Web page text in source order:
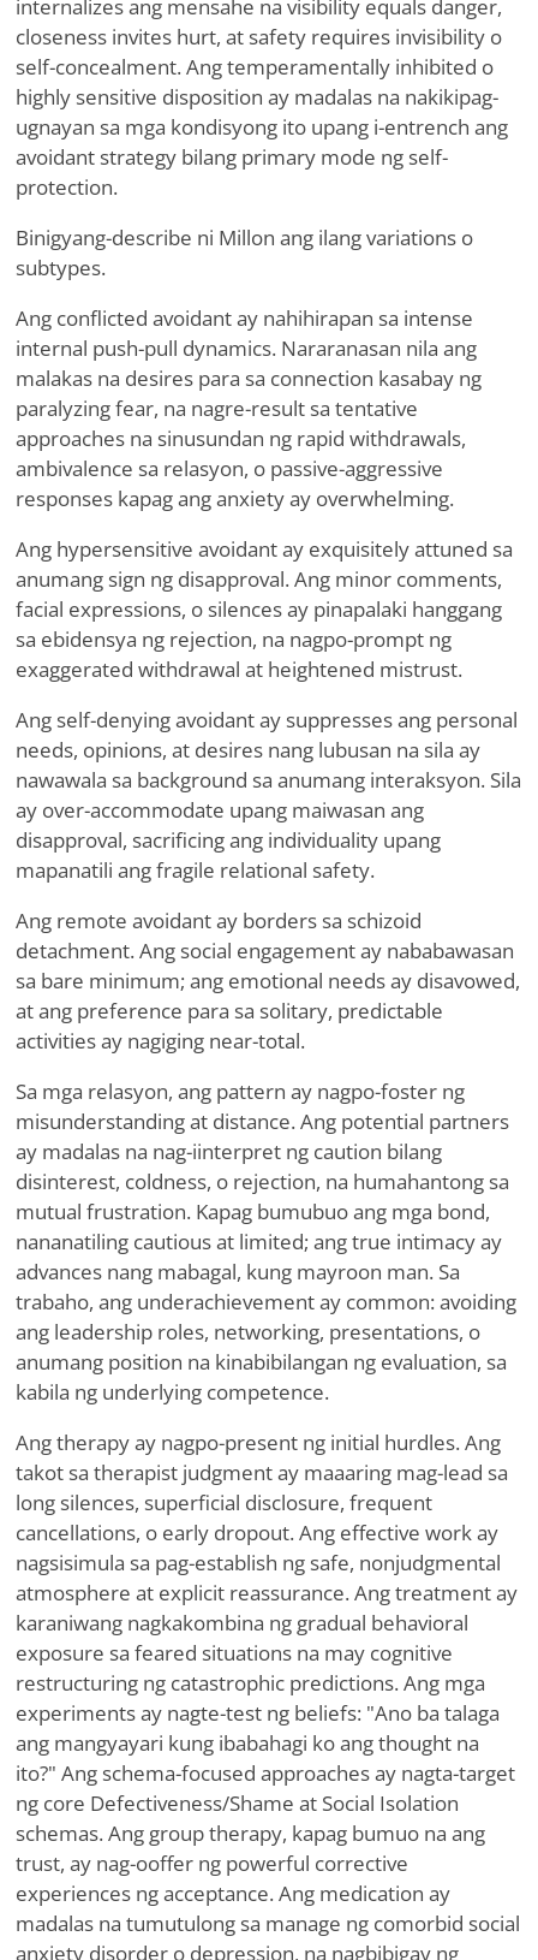
internalizes ang mensahe na visibility equals danger,
closeness invites hurt, at safety requires invisibility o
self-concealment. Ang temperamentally inhibited o
highly sensitive disposition ay madalas na nakikipag-
ugnayan sa mga kondisyong ito upang i-entrench ang
avoidant strategy bilang primary mode ng self-
protection.
Binigyang-describe ni Millon ang ilang variations o
subtypes.
Ang conflicted avoidant ay nahihirapan sa intense
internal push-pull dynamics. Nararanasan nila ang
malakas na desires para sa connection kasabay ng
paralyzing fear, na nagre-result sa tentative
approaches na sinusundan ng rapid withdrawals,
ambivalence sa relasyon, o passive-aggressive
responses kapag ang anxiety ay overwhelming.
Ang hypersensitive avoidant ay exquisitely attuned sa
anumang sign ng disapproval. Ang minor comments,
facial expressions, o silences ay pinapalaki hanggang
sa ebidensya ng rejection, na nagpo-prompt ng
exaggerated withdrawal at heightened mistrust.
Ang self-denying avoidant ay suppresses ang personal
needs, opinions, at desires nang lubusan na sila ay
nawawala sa background sa anumang interaksyon. Sila
ay over-accommodate upang maiwasan ang
disapproval, sacrificing ang individuality upang
mapanatili ang fragile relational safety.
Ang remote avoidant ay borders sa schizoid
detachment. Ang social engagement ay nababawasan
sa bare minimum; ang emotional needs ay disavowed,
at ang preference para sa solitary, predictable
activities ay nagiging near-total.
Sa mga relasyon, ang pattern ay nagpo-foster ng
misunderstanding at distance. Ang potential partners
ay madalas na nag-iinterpret ng caution bilang
disinterest, coldness, o rejection, na humahantong sa
mutual frustration. Kapag bumubuo ang mga bond,
nananatiling cautious at limited; ang true intimacy ay
advances nang mabagal, kung mayroon man. Sa
trabaho, ang underachievement ay common: avoiding
ang leadership roles, networking, presentations, o
anumang position na kinabibilangan ng evaluation, sa
kabila ng underlying competence.
Ang therapy ay nagpo-present ng initial hurdles. Ang
takot sa therapist judgment ay maaaring mag-lead sa
long silences, superficial disclosure, frequent
cancellations, o early dropout. Ang effective work ay
nagsisimula sa pag-establish ng safe, nonjudgmental
atmosphere at explicit reassurance. Ang treatment ay
karaniwang nagkakombina ng gradual behavioral
exposure sa feared situations na may cognitive
restructuring ng catastrophic predictions. Ang mga
experiments ay nagte-test ng beliefs: "Ano ba talaga
ang mangyayari kung ibabahagi ko ang thought na
ito?" Ang schema-focused approaches ay nagta-target
ng core Defectiveness/Shame at Social Isolation
schemas. Ang group therapy, kapag bumuo na ang
trust, ay nag-ooffer ng powerful corrective
experiences ng acceptance. Ang medication ay
madalas na tumutulong sa manage ng comorbid social
anxiety disorder o depression, na nagbibigay ng